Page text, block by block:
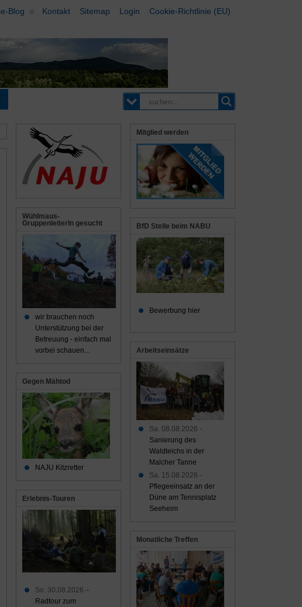
Blog Kontakt Sitemap Login Cookie-Richtlinie (EU)
Mitglied werden
BfD Stelle beim NABU
Bewerbung hier
Arbeitseinsätze
Sa. 08.08.2026 -
Sanierung des
Waldteichs in der
Malcher Tanne
Sa. 15.08.2026 -
Pflegeeinsatz an der
Düne am Tennisplatz
Seeheim
Monatliche Treffen
Wühlmaus-
GruppenleiterIn gesucht
wir brauchen noch
Unterstützung bei der
Betreuung - einfach mal
vorbei schauen...
Gegen Mähtod
NAJU Kitzretter
Erlebnis-Touren
So. 30.08.2026 –
Radtour zum